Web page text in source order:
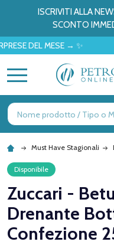
ISCRIVITI ALLA
SCONTO
MESE → ✨
Ricerca
Must Have Stagionali
Disponibile
Zuccari -
Drenante
Confezione